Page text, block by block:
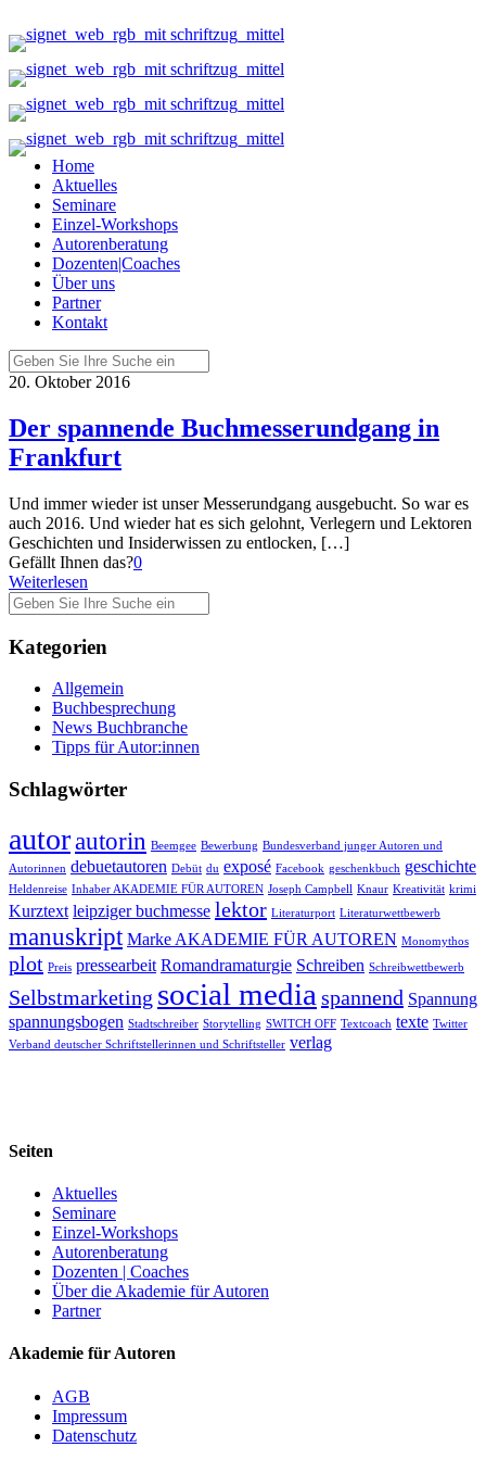
Home
Aktuelles
Seminare
Einzel-Workshops
Autorenberatung
Dozenten|Coaches
Über uns
Partner
Kontakt
20. Oktober 2016
Der spannende Buchmesserundgang in
Frankfurt
Und immer wieder ist unser Messerundgang ausgebucht. So war es
auch 2016. Und wieder hat es sich gelohnt, Verlegern und Lektoren
Geschichten und Insiderwissen zu entlocken, […]
Gefällt Ihnen das?0
Weiterlesen
Kategorien
Allgemein
Buchbesprechung
News Buchbranche
Tipps für Autor:innen
Schlagwörter
autorautorin Beemgee Bewerbung Bundesverband junger Autoren und
Autorinnen debuetautoren Debüt du exposé Facebook geschenkbuch geschichte
Heldenreise Inhaber AKADEMIE FÜR AUTOREN Joseph Campbell Knaur Kreativität krimi
Kurztext leipziger buchmesse lektor Literaturport Literaturwettbewerb
manuskript Marke AKADEMIE FÜR AUTOREN Monomythos
plot Preis pressearbeit Romandramaturgie Schreiben Schreibwettbewerb
Selbstmarketing social media spannend Spannung
spannungsbogen Stadtschreiber Storytelling SWITCH OFF Textcoach texte Twitter
Verband deutscher Schriftstellerinnen und Schriftsteller verlag
Seiten
Aktuelles
Seminare
Einzel-Workshops
Autorenberatung
Dozenten | Coaches
Über die Akademie für Autoren
Partner
Akademie für Autoren
AGB
Impressum
Datenschutz